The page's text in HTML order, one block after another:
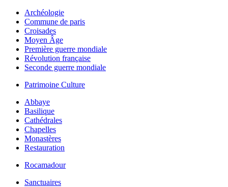
Archéologie
Commune de paris
Croisades
Moyen Âge
Première guerre mondiale
Révolution française
Seconde guerre mondiale
Patrimoine Culture
Abbaye
Basilique
Cathédrales
Chapelles
Monastères
Restauration
Rocamadour
Sanctuaires